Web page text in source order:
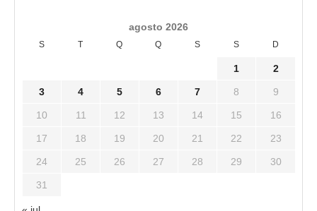
agosto 2026
S T Q Q S S D
1 2
3 4 5 6 7 8 9
10 11 12 13 14 15 16
17 18 19 20 21 22 23
24 25 26 27 28 29 30
31